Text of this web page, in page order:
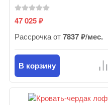
47 025₽
Рассрочка от7837 ₽/мес.
В корзину